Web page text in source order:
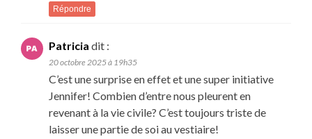
Répondre
Patricia dit :
20 octobre 2025 à 19h35
C’est une surprise en effet et une super initiative
Jennifer! Combien d’entre nous pleurent en
revenant à la vie civile? C’est toujours triste de
laisser une partie de soi au vestiaire!